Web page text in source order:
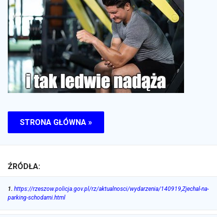
STRONA GŁÓWNA »
ŹRÓDŁA:
1. https://rzeszow.policja.gov.pl/rz/aktualnosci/wydarzenia/140919,Zjechal-na-
parking-schodami.html